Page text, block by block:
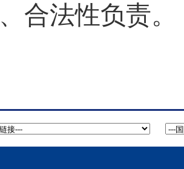
合法性负责。